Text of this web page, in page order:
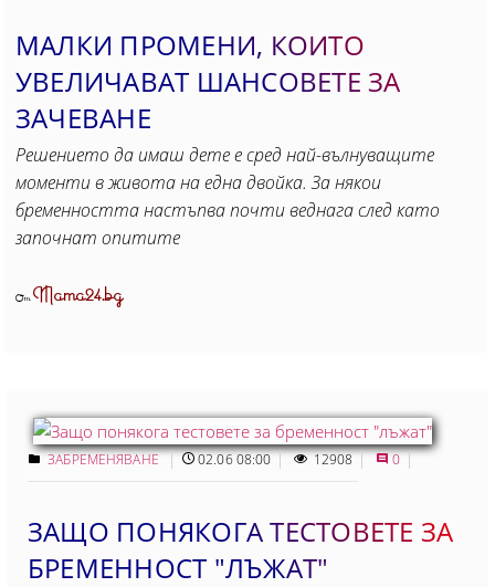
МАЛКИ ПРОМЕНИ, КОИТО
УВЕЛИЧАВАТ ШАНСОВЕТЕ ЗА
ЗАЧЕВАНЕ
Решението да имаш дете е сред най-вълнуващите
моменти в живота на една двойка. За някои
бременността настъпва почти веднага след като
започнат опитите
ОтMama24.bg
ЗАБРЕМЕНЯВАНЕ 02.06 08:00 12908 0
ЗАЩО ПОНЯКОГА ТЕСТОВЕТЕ ЗА
БРЕМЕННОСТ "ЛЪЖАТ"